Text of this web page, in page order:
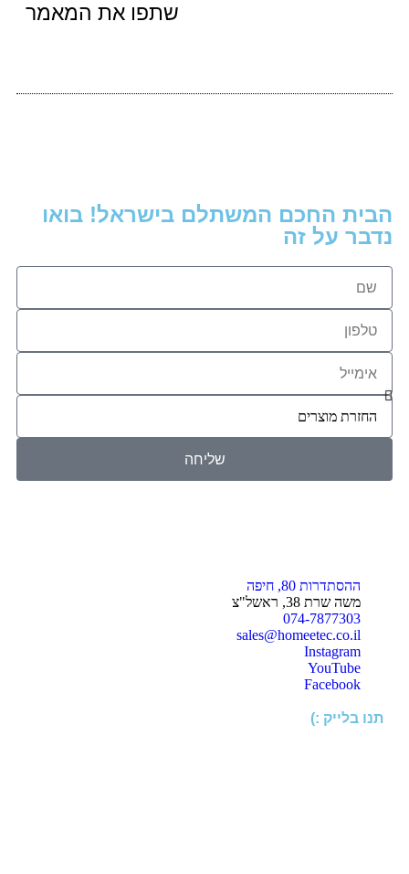
שתפו את המאמר
הבית החכם המשתלם בישראל! בואו
נדבר על זה
שליחה
ההסתדרות 80, חיפה
משה שרת 38, ראשל"צ
074-7877303
sales@homeetec.co.il
Instagram
YouTube
Facebook
תנו בלייק :)